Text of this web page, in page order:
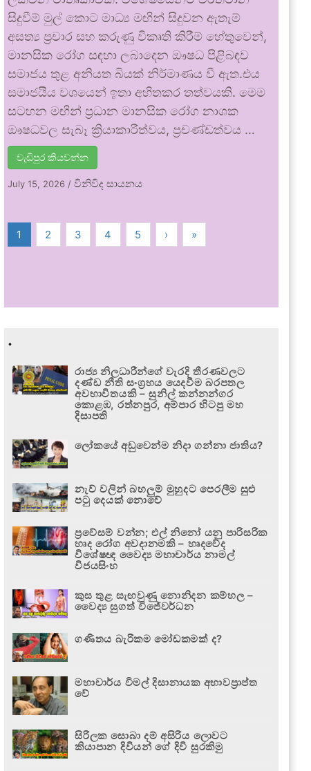
සිදුවීම් මුල් කොට මාධ්‍ය මඟින් සිදුවන ඇතැම්
අසත්‍ය ප්‍රචාර සහ කරුණු විකෘති කිරීම් හේතුවෙන්,
මානසික රෝග සඳහා ලබාදෙන ඖෂධ පිළිබඳව
සමාජය තුළ අනියත බියක් නිර්මාණය වී ඇත.එය
සමාජයීය වශයෙන් ඉතා අහිතකර තත්වයකි. මෙම
සටහන මඟින් ප්‍රධාන මානසික රෝග නාශක
ඖෂධවල සැබෑ ක්‍රියාකාරීත්වය, ප්‍රචණ්ඩත්වය …
වැඩිපුර කියවන්න
July 15, 2026 /විනිවිද සායනය
1 2 3 4 5 › »
.
රාජ්‍ය නිලධාරීන්ගේ වැරදි තීරණවලට
දණ්ඩ නීති සංග්‍රහය යෙදවීම බරපතල
අවභාවිතයකි – සුනිල් කන්නන්ගර
කොළඹ, රත්නපුර, අම්පාර හිටපු මහ
දිසාපති
ලෝකයේ අඩුවෙන්ම නිදා ගන්නා ජාතිය?
නැව් වලින් බහලුම් මුහුදට පෙරලීම සුළු
පටු දෙයක් නොවේ
ප්‍රවේසම් වන්න; එල් නිනෝ යනු පාරිසරික
හෘද රෝග අවදානමකි – හෘදවේද
විශේෂඥ වෛද්‍ය මහාචාර්ය නාමල්
විජයසිංහ
කුස තුළ සැඟවුණු නොනිදන කම්හල –
වෛද්‍ය සුගත් විජේවර්ධන
ගණිතය බැරිකම මෝඩකමක් ද?
මහාචාර්ය විමල් දිසානායක අභාවප්‍රාප්ත
වේ
සිරිලක සොබා දම් අසිරිය ලොවට
කියාපාන දිවියන් ගේ දිවි සුරකිමු